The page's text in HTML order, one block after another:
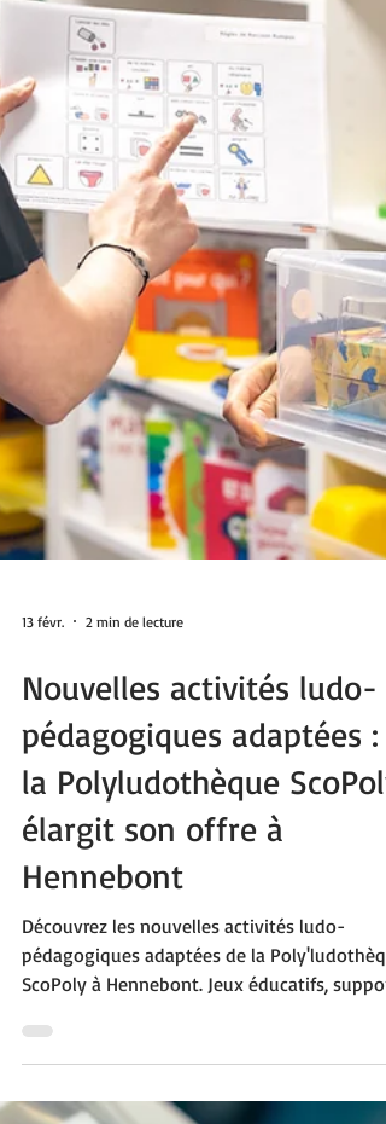
13 févr. 2 min de lecture
Nouvelles activités ludo-
pédagogiques adaptées :
la Polyludothèque ScoPoly
élargit son offre à